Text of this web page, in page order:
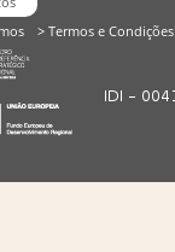
> Termos e Condições